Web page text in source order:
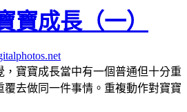
寶成長（一）
，寶寶成長當中有一個普通但十分重
去做同一件事情。重複動作對寶寶